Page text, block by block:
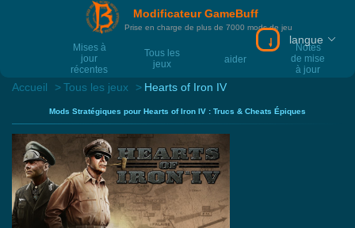
Modificateur GameBuff
Prise en charge de plus de 7000 mods de jeu
Mises à
jour
récentes
Tous les
jeux
aider
Notes
de mise
à jour
Télécharger
langue
Accueil Tous les jeux Hearts of Iron IV
Mods Stratégiques pour Hearts of Iron IV : Trucs & Cheats Épiques